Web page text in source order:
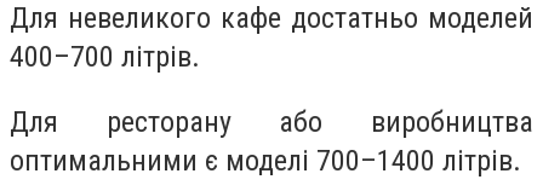
Для невеликого кафе достатньо моделей
400–700 літрів.
Для ресторану або виробництва
оптимальними є моделі 700–1400 літрів.